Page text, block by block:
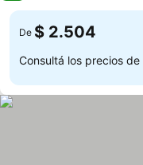
De $ 2.504
Consultá los precios de